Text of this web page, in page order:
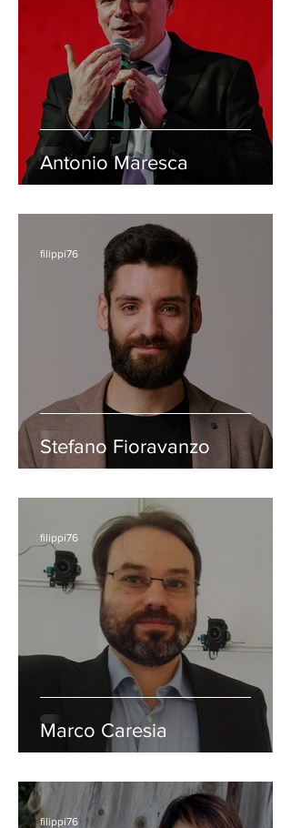
Antonio Maresca
Stefano Fioravanzo
filippi76
Marco Caresia
filippi76
filippi76